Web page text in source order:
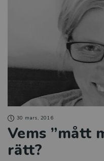
30 mars, 2016
Vems ”mått
rätt?